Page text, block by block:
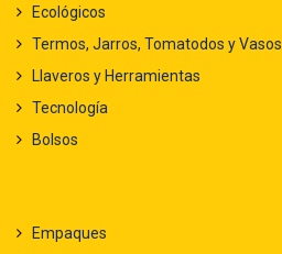
Ecológicos
Termos, Jarros, Tomatodos y Vasos
Llaveros y Herramientas
Tecnología
Bolsos
Empaques